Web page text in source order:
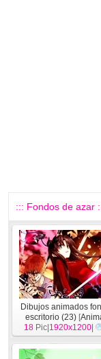
::: Fondos de azar
Dibujos animados
escritorio (23) [
18 Pic| 1920x1200